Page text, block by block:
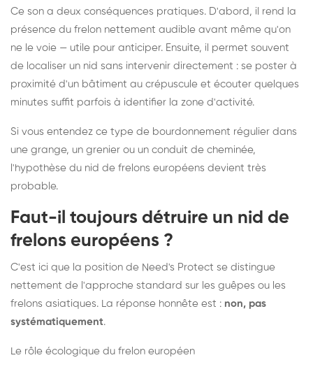
Ce son a deux conséquences pratiques. D'abord, il rend la
présence du frelon nettement audible avant même qu'on
ne le voie — utile pour anticiper. Ensuite, il permet souvent
de localiser un nid sans intervenir directement : se poster à
proximité d'un bâtiment au crépuscule et écouter quelques
minutes suffit parfois à identifier la zone d'activité.
Si vous entendez ce type de bourdonnement régulier dans
une grange, un grenier ou un conduit de cheminée,
l'hypothèse du nid de frelons européens devient très
probable.
Faut-il toujours détruire un nid de
frelons européens ?
C'est ici que la position de Need's Protect se distingue
nettement de l'approche standard sur les guêpes ou les
frelons asiatiques. La réponse honnête est : non, pas
systématiquement.
Le rôle écologique du frelon européen